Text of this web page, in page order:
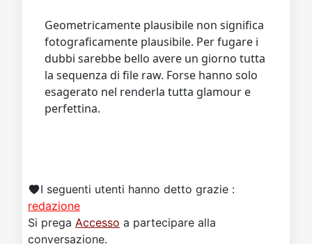
Geometricamente plausibile non significa
fotograficamente plausibile. Per fugare i
dubbi sarebbe bello avere un giorno tutta
la sequenza di file raw. Forse hanno solo
esagerato nel renderla tutta glamour e
perfettina.
I seguenti utenti hanno detto grazie :
redazione
Si prega Accesso a partecipare alla
conversazione.